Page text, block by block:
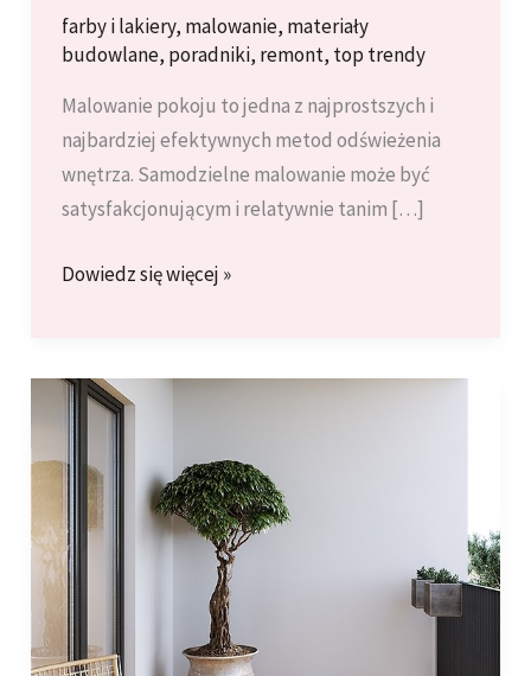
farby i lakiery, malowanie, materiały
budowlane, poradniki, remont, top trendy
Malowanie pokoju to jedna z najprostszych i
najbardziej efektywnych metod odświeżenia
wnętrza. Samodzielne malowanie może być
satysfakcjonującym i relatywnie tanim […]
Jak
pokój
krok
po
kroku
Dowiedz się więcej »